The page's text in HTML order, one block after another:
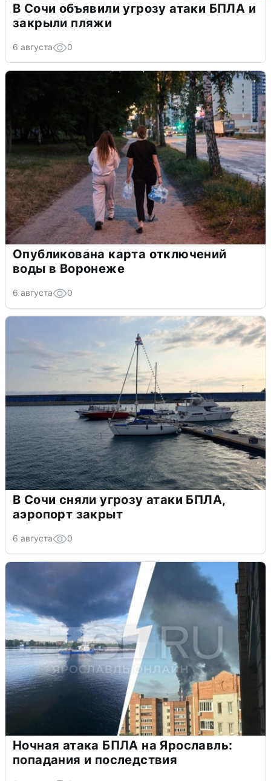
В Сочи объявили угрозу атаки БПЛА и
закрыли пляжи
6 августа 0
Опубликована карта отключений
воды в Воронеже
6 августа 0
В Сочи сняли угрозу атаки БПЛА,
аэропорт закрыт
6 августа 0
Ночная атака БПЛА на Ярославль:
попадания и последствия